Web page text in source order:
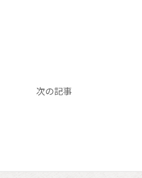
次の記事